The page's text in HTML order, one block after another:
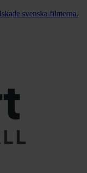
svenska filmerna.